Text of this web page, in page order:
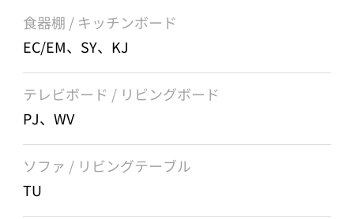
食器棚 / キッチンボード
EC/EM、SY、KJ
テレビボード / リビングボード
PJ、WV
ソファ / リビングテーブル
TU